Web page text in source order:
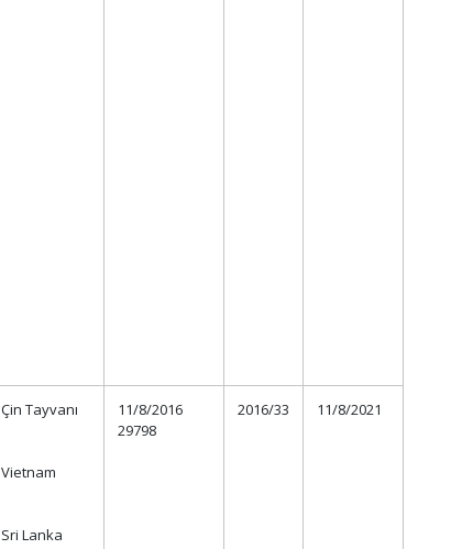
Çin Tayvanı
Vietnam
Sri Lanka
11/8/2016
29798
2016/33 11/8/2021